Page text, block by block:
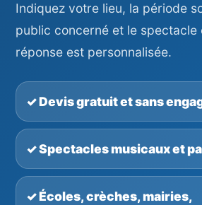
Indiquez votre lieu, la période
public concerné et le spectacle
réponse est personnalisée.
✓ Devis gratuit et sans
✓ Spectacles musicaux et
✓ Écoles, crèches, mairies,